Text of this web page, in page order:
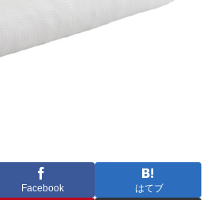
Facebook はてブ